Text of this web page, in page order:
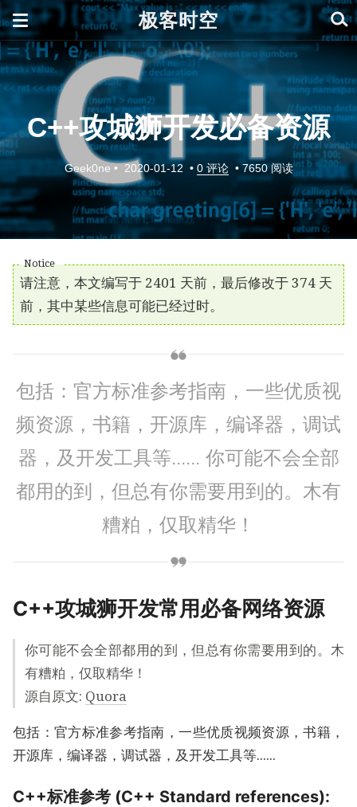
极客时空
C++攻城狮开发必备资源
Geek0ne • 2020-01-12 • 0 评论•7650 阅读
请注意，本文编写于 2401 天前，最后修改于 374 天
前，其中某些信息可能已经过时。
包括：官方标准参考指南，一些优质视
频资源，书籍，开源库，编译器，调试
器，及开发工具等...... 你可能不会全部
都用的到，但总有你需要用到的。木有
糟粕，仅取精华！
C++攻城狮开发常用必备网络资源
你可能不会全部都用的到，但总有你需要用到的。木
有糟粕，仅取精华！
源自原文: Quora
包括：官方标准参考指南，一些优质视频资源，书籍，
开源库，编译器，调试器，及开发工具等......
C++标准参考 (C++ Standard references):